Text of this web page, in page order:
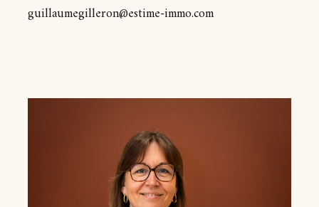
guillaumegilleron@estime-immo.com